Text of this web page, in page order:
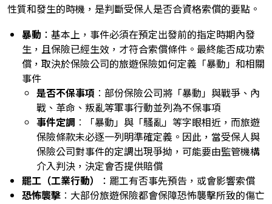
性質和發生的時機，是判斷受保人是否合資格索償的要點。
暴動 ：基本上，事件必須在預定出發前的指定時期內發
生，且保險已經生效，才符合索償條件。最終能否成功索
償，取決於保險公司的旅遊保險如何定義「暴動」和相關
事件
是否不保事項 ︰部份保險公司將「暴動」與戰爭、內
戰、革命、叛亂等軍事行動並列為不保事項
事件定調 ︰「暴動」與「騷亂」等字眼相近，而旅遊
保險條款未必逐一列明準確定義。因此，當受保人與
保險公司對事件的定調出現爭拗，可能要由監管機構
介入判決，決定會否提供賠償
罷工（工業行動）
：罷工有否事先預告，或會影響索償
恐怖襲擊 ︰大部份旅遊保險都會保障恐怖襲擊所致的傷亡